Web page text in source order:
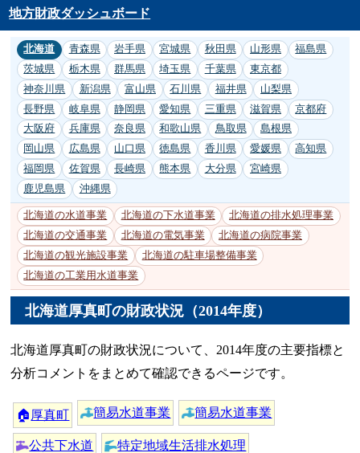
地方財政ダッシュボード
北海道 青森県 岩手県 宮城県 秋田県 山形県
福島県
茨城県
栃木県 群馬県 埼玉県 千葉県
東京都
神奈川県
新潟県 富山県 石川県 福井県
山梨県
長野県
岐阜県 静岡県 愛知県 三重県 滋賀県
京都府
大阪府
兵庫県 奈良県 和歌山県 鳥取県
島根県
岡山県
広島県 山口県 徳島県 香川県 愛媛県
高知県
福岡県
佐賀県 長崎県 熊本県 大分県
宮崎県
鹿児島県
沖縄県
北海道の水道事業 北海道の下水道事業
北海道の排水処理事業
北海道の交通事業
北海道の電気事業
北海道の病院事業
北海道の観光施設事業
北海道の駐車場整備事業
北海道の工業用水道事業
北海道厚真町の財政状況（2014年度）
北海道厚真町の財政状況について、2014年度の主要指標と
分析コメントをまとめて確認できるページです。
🏠 厚真町 簡易水道事業 簡易水道事業
公共下水道 特定地域生活排水処理